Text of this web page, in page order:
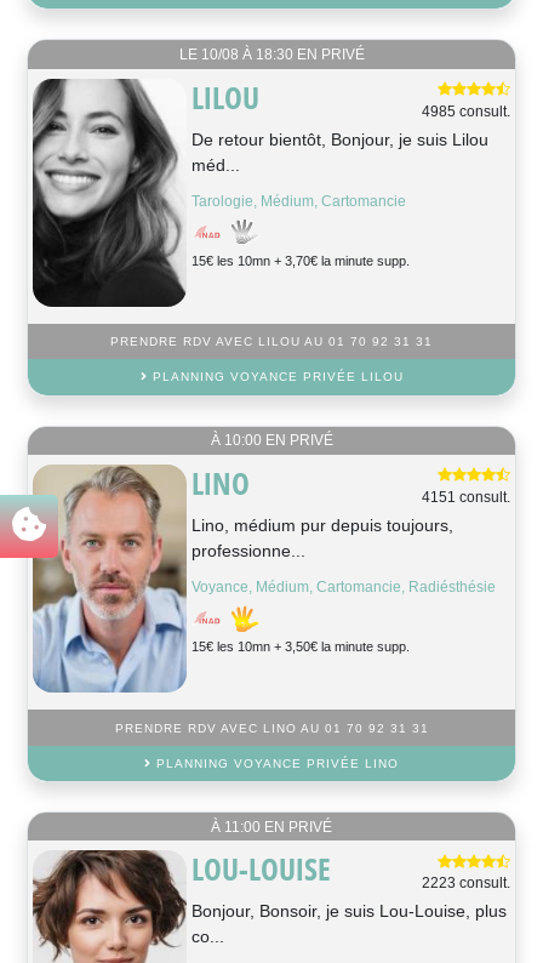
LE 10/08 À 18:30 EN PRIVÉ
LILOU 4985 consult.
De retour bientôt, Bonjour, je suis Lilou
méd...
Tarologie, Médium, Cartomancie
15€ les 10mn + 3,70€ la minute supp.
PRENDRE RDV AVEC LILOU AU 01 70 92 31 31
PLANNING VOYANCE PRIVÉE LILOU
À 10:00 EN PRIVÉ
LINO 4151 consult.
Lino, médium pur depuis toujours,
professionne...
Voyance, Médium, Cartomancie, Radiésthésie
15€ les 10mn + 3,50€ la minute supp.
PRENDRE RDV AVEC LINO AU 01 70 92 31 31
PLANNING VOYANCE PRIVÉE LINO
À 11:00 EN PRIVÉ
LOU-LOUISE 2223 consult.
Bonjour, Bonsoir, je suis Lou-Louise, plus
co...